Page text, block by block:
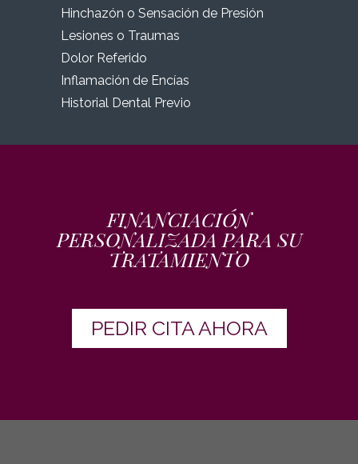
Hinchazón o Sensación de Presión
Lesiones o Traumas
Dolor Referido
Inflamación de Encías
Historial Dental Previo
FINANCIACIÓN
PERSONALIZADA PARA SU
TRATAMIENTO
PEDIR CITA AHORA